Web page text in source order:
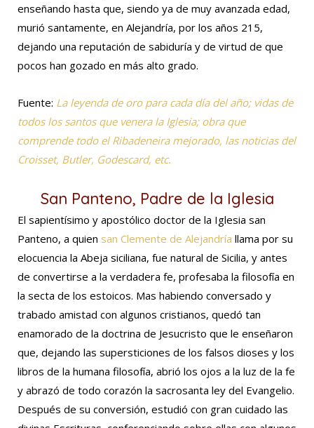
enseñando hasta que, siendo ya de muy avanzada edad,
murió santamente, en Alejandría, por los años 215,
dejando una reputación de sabiduría y de virtud de que
pocos han gozado en más alto grado.
Fuente: La leyenda de oro para cada día del año; vidas de
todos los santos que venera la Iglesia; obra que
comprende todo el Ribadeneira mejorado, las noticias del
Croisset, Butler, Godescard, etc.
San Panteno, Padre de la Iglesia
El sapientísimo y apostólico doctor de la Iglesia san
Panteno, a quien san Clemente de Alejandría llama por su
elocuencia la Abeja siciliana, fue natural de Sicilia, y antes
de convertirse a la verdadera fe, profesaba la filosofía en
la secta de los estoicos. Mas habiendo conversado y
trabado amistad con algunos cristianos, quedó tan
enamorado de la doctrina de Jesucristo que le enseñaron
que, dejando las supersticiones de los falsos dioses y los
libros de la humana filosofía, abrió los ojos a la luz de la fe
y abrazó de todo corazón la sacrosanta ley del Evangelio.
Después de su conversión, estudió con gran cuidado las